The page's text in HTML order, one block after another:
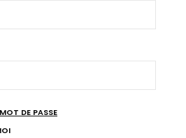
Par contre, ce qui ressort est une
sa grossesse, et les résultats
système nerveux impliquent des
anti-inflammatoire des
expliquer ces résultats.
DE PASSE